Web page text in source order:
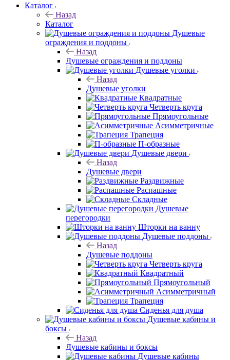
Каталог
Назад
Каталог
Душевые
ограждения и поддоны
Назад
Душевые ограждения и поддоны
Душевые уголки
Назад
Душевые уголки
Квадратные
Четверть круга
Прямоугольные
Асимметричные
Трапеция
П-образные
Душевые двери
Назад
Душевые двери
Раздвижные
Распашные
Складные
Душевые
перегородки
Шторки на ванну
Душевые поддоны
Назад
Душевые поддоны
Четверть круга
Квадратный
Прямоугольный
Асимметричный
Трапеция
Сиденья для душа
Душевые кабины и
боксы
Назад
Душевые кабины и боксы
Душевые кабины